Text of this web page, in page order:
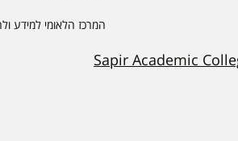
המרכז הלאומי למידע
Sapir Academic